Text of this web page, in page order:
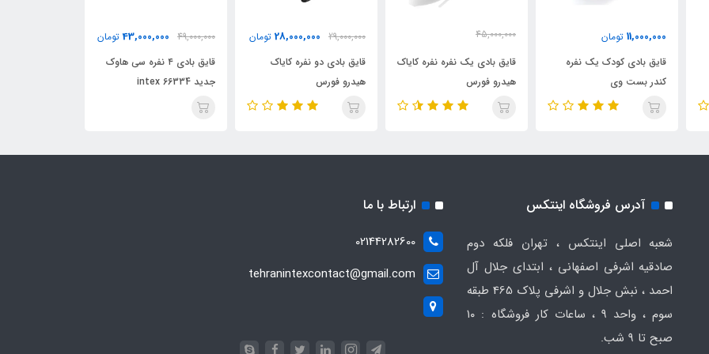
11,000,000 تومان
قایق بادی کودک یک نفره
کندر بست وی
45,000,000
37,000,000 تومان
قایق بادی یک نفره نفره کایاک
هیدرو فورس
29,000,000
28,000,000 تومان
قایق بادی دو نفره کایاک
هیدرو فورس
49,000,000
43,000,000 تومان
قایق بادی ۴ نفره سی هاوک
جدید 66334 intex
آدرس فروشگاه اینتکس
شعبه اصلی اینتکس ، تهران فلکه دوم
صادقیه اشرفی اصفهانی ، ابتدای جلال آل
احمد ، نبش جلال و اشرفی پلاک 465 طبقه
سوم ، واحد ۹ ، ساعات کار فروشگاه : ۱۰
صبح تا ۹ شب.
ارتباط با ما
02144282600
tehranintexcontact@gmail.com